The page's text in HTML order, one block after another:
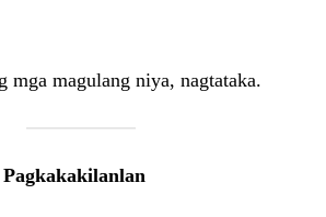
mga magulang niya, nagtataka.